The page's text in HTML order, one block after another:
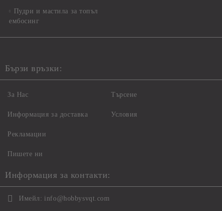
Пудри и мастила за топъл
ембосинг
Бързи връзки:
За Нас
Информация за доставка
Рекламации
Пишете ни
Търсене
Условия
Информация за контакти:
Имейл: info@hobbysvqt.com